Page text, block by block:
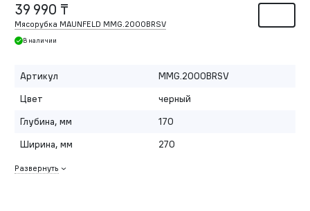
39 990 ₸
Мясорубка MAUNFELD MMG.2000BRSV
В наличии
Артикул
MMG.2000BRSV
Цвет
черный
Глубина, мм
170
Ширина, мм
270
Развернуть